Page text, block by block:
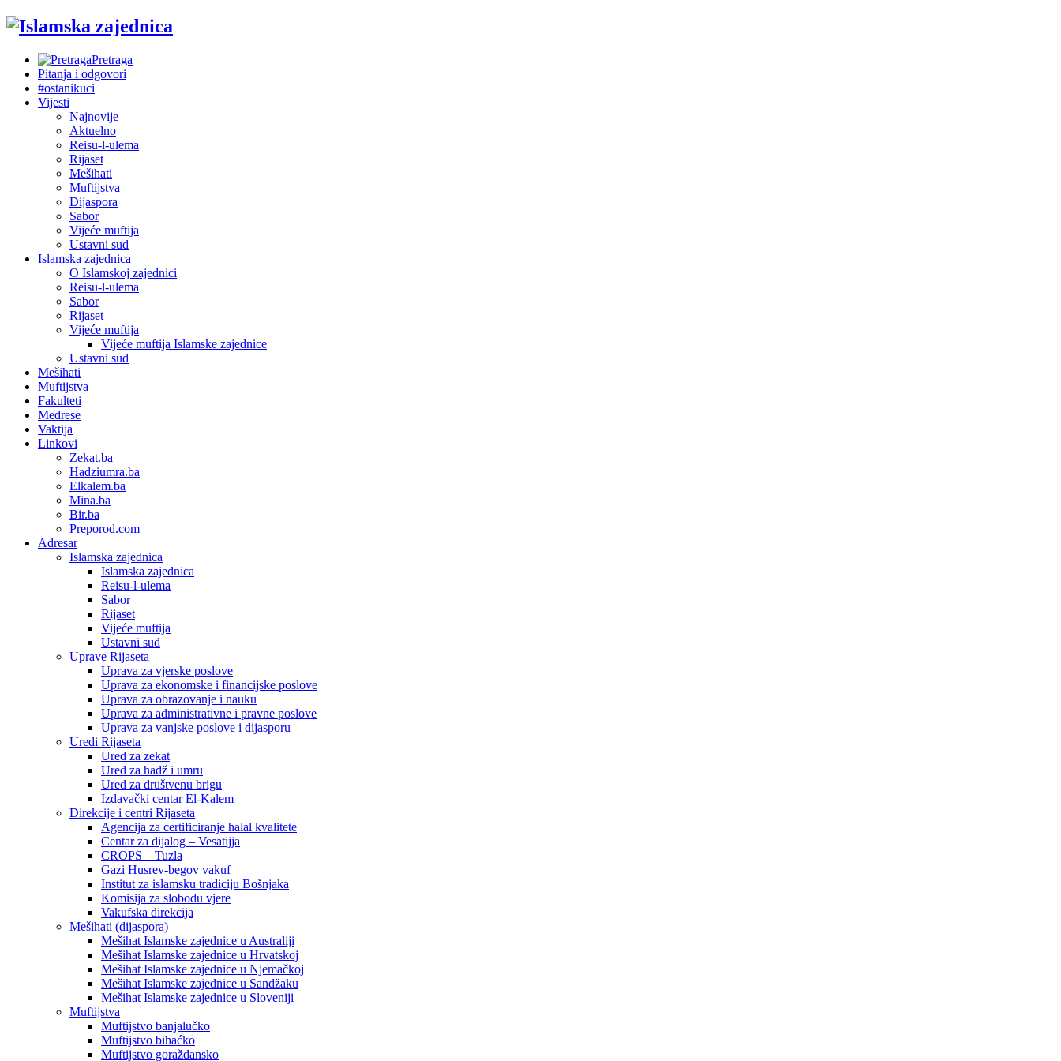
Pretraga
Pitanja i odgovori
#ostanikuci
Vijesti
Najnovije
Aktuelno
Reisu-l-ulema
Rijaset
Mešihati
Muftijstva
Dijaspora
Sabor
Vijeće muftija
Ustavni sud
Islamska zajednica
O Islamskoj zajednici
Reisu-l-ulema
Sabor
Rijaset
Vijeće muftija
Vijeće muftija Islamske zajednice
Ustavni sud
Mešihati
Muftijstva
Fakulteti
Medrese
Vaktija
Linkovi
Zekat.ba
Hadziumra.ba
Elkalem.ba
Mina.ba
Bir.ba
Preporod.com
Adresar
Islamska zajednica
Islamska zajednica
Reisu-l-ulema
Sabor
Rijaset
Vijeće muftija
Ustavni sud
Uprave Rijaseta
Uprava za vjerske poslove
Uprava za ekonomske i financijske poslove
Uprava za obrazovanje i nauku
Uprava za administrativne i pravne poslove
Uprava za vanjske poslove i dijasporu
Uredi Rijaseta
Ured za zekat
Ured za hadž i umru
Ured za društvenu brigu
Izdavački centar El-Kalem
Direkcije i centri Rijaseta
Agencija za certificiranje halal kvalitete
Centar za dijalog – Vesatijja
CROPS – Tuzla
Gazi Husrev-begov vakuf
Institut za islamsku tradiciju Bošnjaka
Komisija za slobodu vjere
Vakufska direkcija
Mešihati (dijaspora)
Mešihat Islamske zajednice u Australiji
Mešihat Islamske zajednice u Hrvatskoj
Mešihat Islamske zajednice u Njemačkoj
Mešihat Islamske zajednice u Sandžaku
Mešihat Islamske zajednice u Sloveniji
Muftijstva
Muftijstvo banjalučko
Muftijstvo bihaćko
Muftijstvo goraždansko